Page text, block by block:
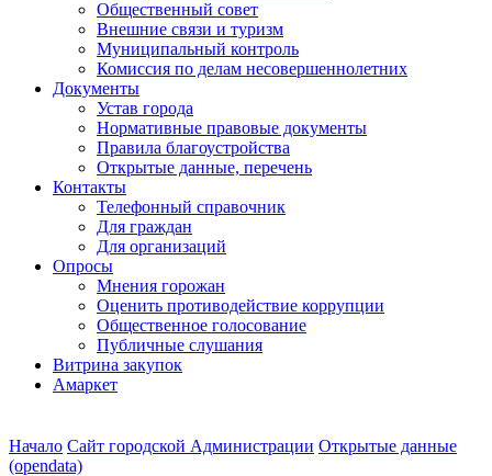
Общественный совет
Внешние связи и туризм
Муниципальный контроль
Комиссия по делам несовершеннолетних
Документы
Устав города
Нормативные правовые документы
Правила благоустройства
Открытые данные, перечень
Контакты
Телефонный справочник
Для граждан
Для организаций
Опросы
Мнения горожан
Оценить противодействие коррупции
Общественное голосование
Публичные слушания
Витрина закупок
Амаркет
Начало Сайт городской Администрации Открытые данные
(opendata)